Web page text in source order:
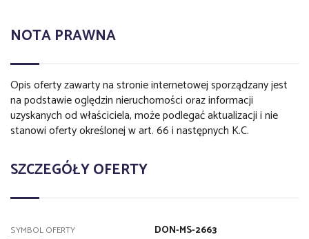
NOTA PRAWNA
Opis oferty zawarty na stronie internetowej sporządzany jest
na podstawie oględzin nieruchomości oraz informacji
uzyskanych od właściciela, może podlegać aktualizacji i nie
stanowi oferty określonej w art. 66 i następnych K.C.
SZCZEGÓŁY OFERTY
SYMBOL OFERTY DON-MS-2663